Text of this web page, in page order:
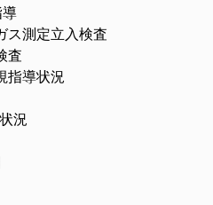
定立入検査
状況
況